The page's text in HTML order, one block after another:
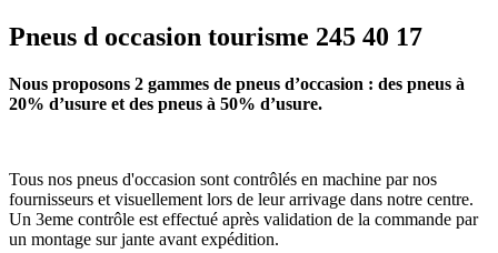
Pneus d occasion tourisme 245 40 17
Nous proposons 2 gammes de pneus d’occasion : des pneus à
20% d’usure et des pneus à 50% d’usure.
Tous nos pneus d'occasion sont contrôlés en machine par nos
fournisseurs et visuellement lors de leur arrivage dans notre centre.
Un 3eme contrôle est effectué après validation de la commande par
un montage sur jante avant expédition.